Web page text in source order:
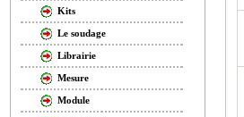
Kits
Le soudage
Librairie
Mesure
Module